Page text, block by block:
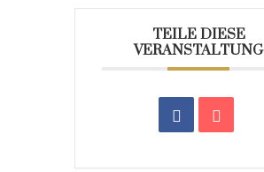
TEILE DIESE
VERANSTALTUNG